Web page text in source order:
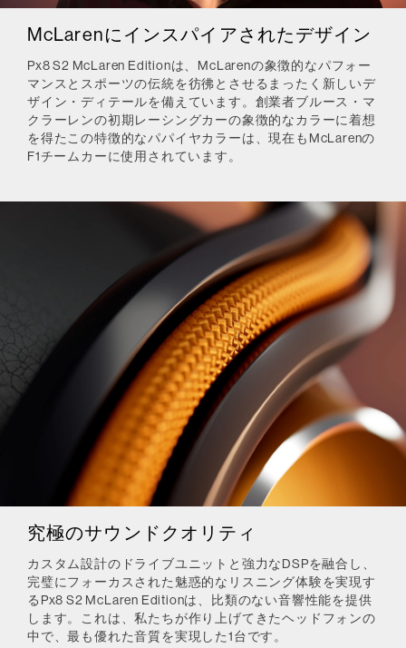
McLarenにインスパイアされたデザイン
Px8 S2 McLaren Editionは、McLarenの象徴的なパフォー
マンスとスポーツの伝統を彷彿とさせるまったく新しいデ
ザイン・ディテールを備えています。創業者ブルース・マ
クラーレンの初期レーシングカーの象徴的なカラーに着想
を得たこの特徴的なパパイヤカラーは、現在もMcLarenの
F1チームカーに使用されています。
究極のサウンドクオリティ
カスタム設計のドライブユニットと強力なDSPを融合し、
完璧にフォーカスされた魅惑的なリスニング体験を実現す
るPx8 S2 McLaren Editionは、比類のない音響性能を提供
します。これは、私たちが作り上げてきたヘッドフォンの
中で、最も優れた音質を実現した1台です。